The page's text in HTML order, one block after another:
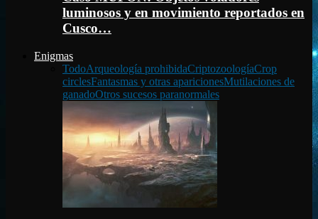
luminosos y en movimiento reportados en
Cusco…
Enigmas
TodoArqueología prohibidaCriptozoologíaCrop
circlesFantasmas y otras aparicionesMutilaciones de
ganadoOtros sucesos paranormales